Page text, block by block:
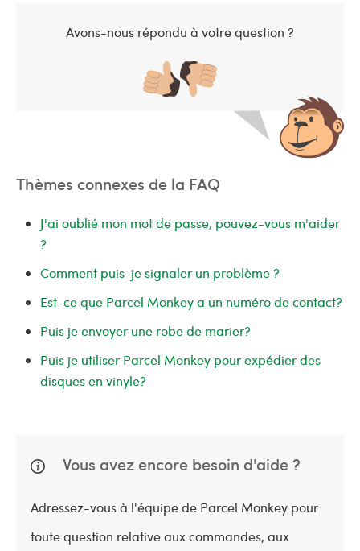
Avons-nous répondu à votre question ?
Thèmes connexes de la FAQ
J'ai oublié mon mot de passe, pouvez-vous m'aider
?
Comment puis-je signaler un problème ?
Est-ce que Parcel Monkey a un numéro de contact?
Puis je envoyer une robe de marier?
Puis je utiliser Parcel Monkey pour expédier des
disques en vinyle?
Vous avez encore besoin d'aide ?
Adressez-vous à l'équipe de Parcel Monkey pour
toute question relative aux commandes, aux